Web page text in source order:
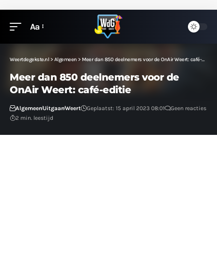
Aa
Weertdegekste.nl> Algemeen > Meer dan 850 deelnemers voor de OnAir Weert: café-editie
Meer dan 850 deelnemers voor de
OnAir Weert: café-editie
AlgemeenUitgaanWeert Geplaatst: 15 april 2023 08:01
Geen reacties
2 min. leestijd